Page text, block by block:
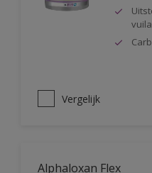
Vergelijk
Alphaloxan Flex